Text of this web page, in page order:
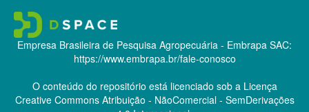
Empresa Brasileira de Pesquisa Agropecuária - Embrapa SAC:
https://www.embrapa.br/fale-conosco
O conteúdo do repositório está licenciado sob a Licença
Creative CommonsAtribuição - NãoComercial - SemDerivações